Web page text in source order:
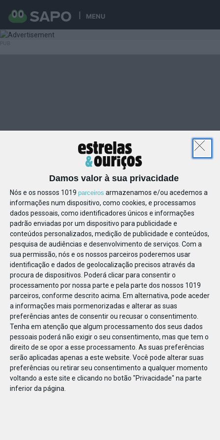
Damos valor à sua privacidade
Nós e os nossos 1019 parceiros armazenamos e/ou acedemos a
informações num dispositivo, como cookies, e processamos
dados pessoais, como identificadores únicos e informações
padrão enviadas por um dispositivo para publicidade e
conteúdos personalizados, medição de publicidade e conteúdos,
pesquisa de audiências e desenvolvimento de serviços. Com a
sua permissão, nós e os nossos parceiros poderemos usar
identificação e dados de geolocalização precisos através da
procura de dispositivos. Poderá clicar para consentir o
processamento por nossa parte e pela parte dos nossos 1019
parceiros, conforme descrito acima. Em alternativa, pode aceder
a informações mais pormenorizadas e alterar as suas
preferências antes de consentir ou recusar o consentimento.
Tenha em atenção que algum processamento dos seus dados
pessoais poderá não exigir o seu consentimento, mas que tem o
direito de se opor a esse processamento. As suas preferências
serão aplicadas apenas a este website. Você pode alterar suas
preferências ou retirar seu consentimento a qualquer momento
voltando a este site e clicando no botão "Privacidade" na parte
inferior da página.
MENU
83134442036021